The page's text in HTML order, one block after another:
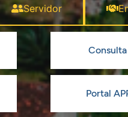
Servidor
Portal